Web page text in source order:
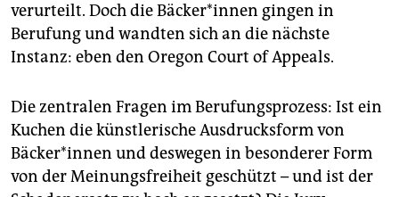
verurteilt. Doch die Bäcker*innen gingen in
Berufung und wandten sich an die nächste
Instanz: eben den Oregon Court of Appeals.
Die zentralen Fragen im Berufungsprozess: Ist ein
Kuchen die künstlerische Ausdrucksform von
Bäcker*innen und deswegen in besonderer Form
von der Meinungsfreiheit geschützt – und ist der